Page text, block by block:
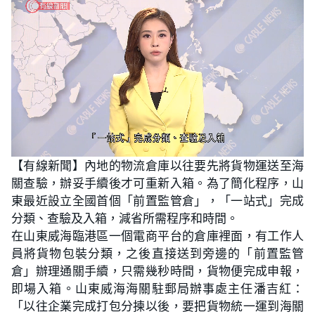
n
m
t
e
L
o
a
d
e
d
:
3
2
.
9
3
%
【有線新聞】內地的物流倉庫以往要先將貨物運送至海
關查驗，辦妥手續後才可重新入箱。為了簡化程序，山
東最近設立全國首個「前置監管倉」，「一站式」完成
分類、查驗及入箱，減省所需程序和時間。
在山東威海臨港區一個電商平台的倉庫裡面，有工作人
員將貨物包裝分類，之後直接送到旁邊的「前置監管
倉」辦理通關手續，只需幾秒時間，貨物便完成申報，
即場入箱。山東威海海關駐郵局辦事處主任潘吉紅：
「以往企業完成打包分揀以後，要把貨物統一運到海關